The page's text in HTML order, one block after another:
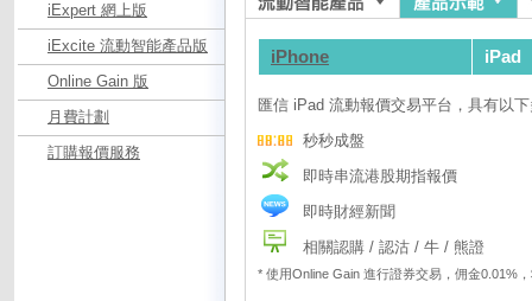
iExpert 網上版
iExcite 流動智能產品版
Online Gain 版
月費計劃
訂購報價服務
iPhone iPad
匯信 iPad 流動報價交易平台，具有以
秒秒成盤
即時串流港股期指報價
即時財經新聞
相關認購 / 認沽 / 牛 / 熊證
* 使用Online Gain 進行證券交易，佣金0.01%